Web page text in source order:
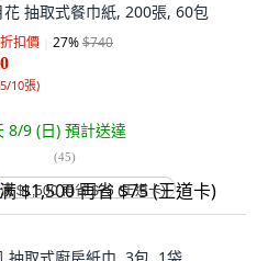
花 抽取式餐巾紙, 200張, 60包
扣價 27%$740
10張)
8/9 (日) 預計送達
(45)
满 $1,500 再省 $75 (王道卡)